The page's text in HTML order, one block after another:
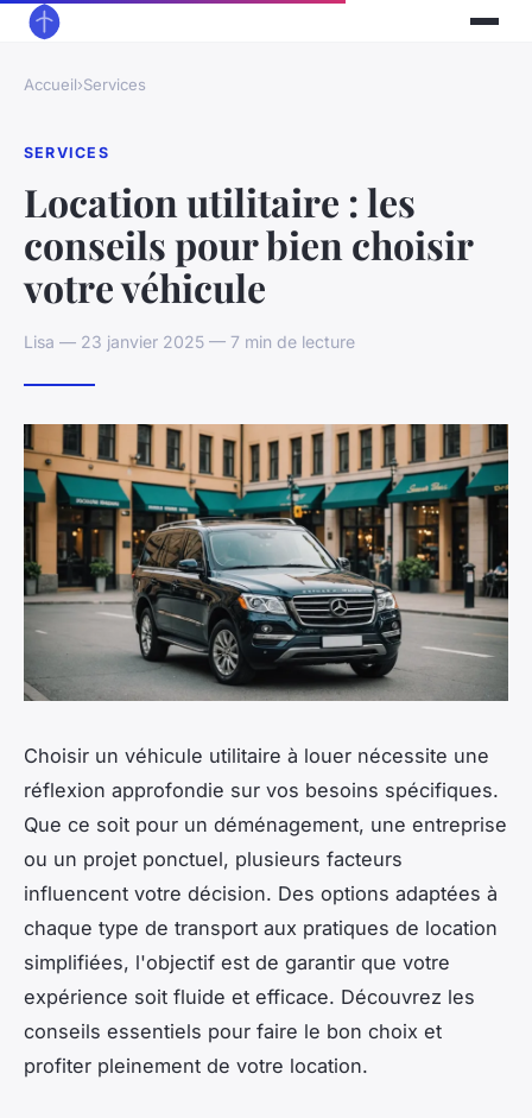
Accueil›Services
SERVICES
Location utilitaire : les
conseils pour bien choisir
votre véhicule
Lisa — 23 janvier 2025 — 7 min de lecture
Choisir un véhicule utilitaire à louer nécessite une
réflexion approfondie sur vos besoins spécifiques.
Que ce soit pour un déménagement, une entreprise
ou un projet ponctuel, plusieurs facteurs
influencent votre décision. Des options adaptées à
chaque type de transport aux pratiques de location
simplifiées, l'objectif est de garantir que votre
expérience soit fluide et efficace. Découvrez les
conseils essentiels pour faire le bon choix et
profiter pleinement de votre location.